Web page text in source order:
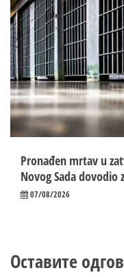
Pronađen mrtav u
Novog Sada
07/08/2026
Оставите